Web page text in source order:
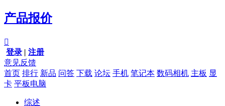
产品报价

登录 | 注册
意见反馈
首页 排行 新品 问答 下载 论坛 手机 笔记本 数码相机 主板 显
卡 平板电脑
综述